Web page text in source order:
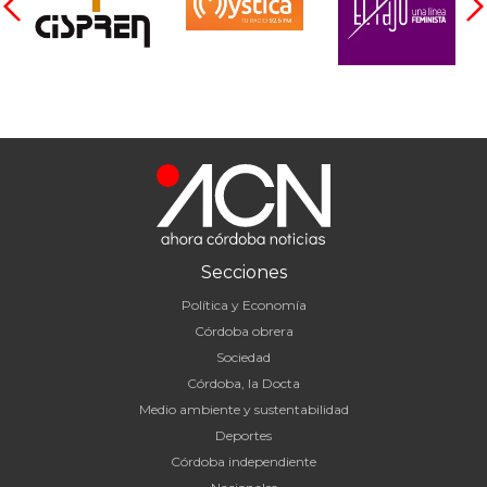
Secciones
Política y Economía
Córdoba obrera
Sociedad
Córdoba, la Docta
Medio ambiente y sustentabilidad
Deportes
Córdoba independiente